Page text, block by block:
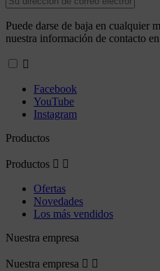
Puede darse de baja en cualquier
nuestra información de contacto

Facebook
YouTube
Instagram
Productos
Productos  
Ofertas
Novedades
Los más vendidos
Nuestra empresa
Nuestra empresa  